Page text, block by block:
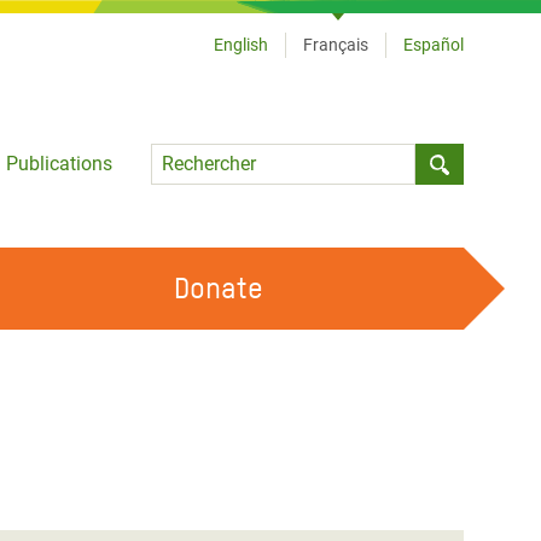
Publications
Language
English Français Español
Donate